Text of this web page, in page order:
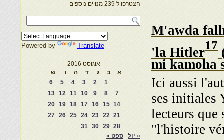
M'awda
'la Hitler17
mi kamoha
Ici aussi
ses initiales
lecteurs que
"l'histoire
הצטרפו ל 239 מנויים נוספים
Powered by Translate
אוגוסט 2016
א
ב ג ד ה ו
ש
1
2
3
4
5
6
7
8
9
10
11
12
13
14
15
16
17
18
19
20
21
22
23
24
25
26
27
28
29
30
31
« יול
ספט »